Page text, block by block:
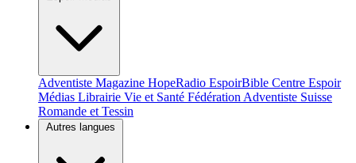
Adventiste Magazine HopeRadio EspoirBible Centre Espoir
Médias Librairie Vie et Santé Fédération Adventiste Suisse
Romande et Tessin
Autres langues